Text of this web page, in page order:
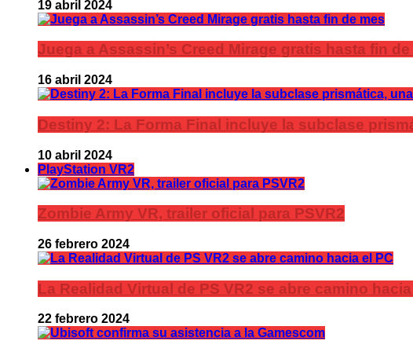
19 abril 2024
Juega a Assassin’s Creed Mirage gratis hasta fin de
16 abril 2024
Destiny 2: La Forma Final incluye la subclase
10 abril 2024
PlayStation VR2
Zombie Army VR, trailer oficial para PSVR2
26 febrero 2024
La Realidad Virtual de PS VR2 se abre camino hacia
22 febrero 2024